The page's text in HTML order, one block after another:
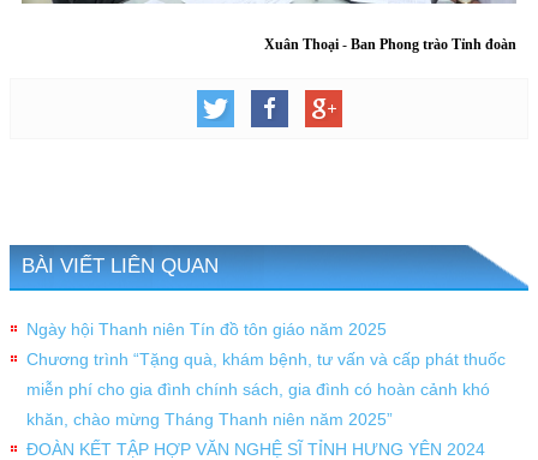
Xuân Thoại - Ban Phong trào Tỉnh đoàn
BÀI VIẾT LIÊN QUAN
Ngày hội Thanh niên Tín đồ tôn giáo năm 2025
Chương trình “Tặng quà, khám bệnh, tư vấn và cấp phát thuốc
miễn phí cho gia đình chính sách, gia đình có hoàn cảnh khó
khăn, chào mừng Tháng Thanh niên năm 2025”
ĐOÀN KẾT TẬP HỢP VĂN NGHỆ SĨ TỈNH HƯNG YÊN 2024